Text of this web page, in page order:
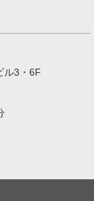
ル3・6F